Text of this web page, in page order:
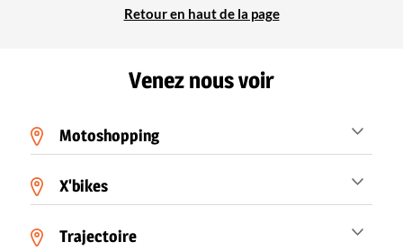
Retour en haut de la page
Venez nous voir
Motoshopping
X'bikes
Trajectoire